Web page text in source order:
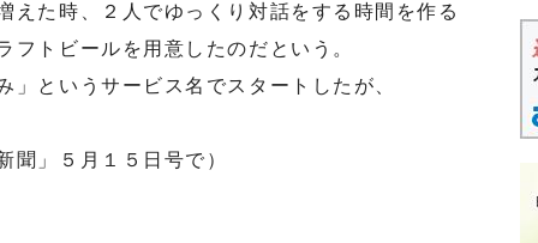
えた時、２人でゆっくり対話をする時間を作る
フトビールを用意したのだという。
というサービス名でスタートしたが、
聞」５月１５日号で）